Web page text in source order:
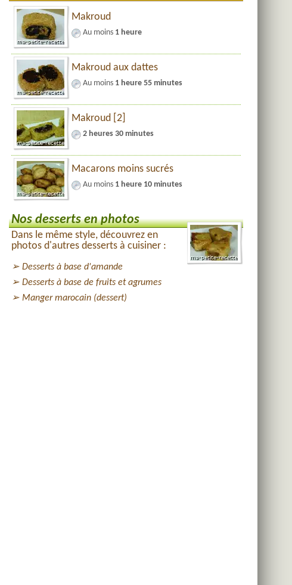
Makroud
Au moins 1 heure
Makroud aux dattes
Au moins 1 heure 55 minutes
Makroud [2]
2 heures 30 minutes
Macarons moins sucrés
Au moins 1 heure 10 minutes
Nos desserts en photos
Dans le même style, découvrez en
photos d'autres desserts à cuisiner :
Desserts à base d'amande
Desserts à base de fruits et agrumes
Manger marocain (dessert)